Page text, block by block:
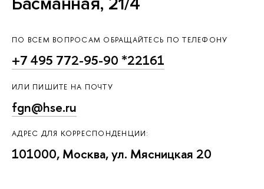
ПО ВСЕМ ВОПРОСАМ ОБРАЩАЙТЕСЬ ПО ТЕЛЕФОНУ
+7 495 772-95-90 *22161
ИЛИ ПИШИТЕ НА ПОЧТУ
fgn@hse.ru
АДРЕС ДЛЯ КОРРЕСПОНДЕНЦИИ:
101000, Москва, ул. Мясницкая 20